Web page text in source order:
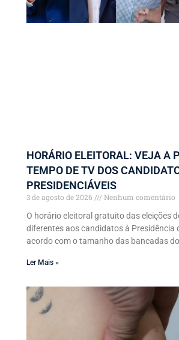
HORÁRIO ELEITORAL: VEJA A
TEMPO DE TV DOS
PRESIDENCIÁVEIS
3 de agosto de 2026
Nenhum comentário
O horário eleitoral gratuito das eleições
diferentes aos candidatos à Presidência
acordo com o tamanho das bancadas
Ler Mais »